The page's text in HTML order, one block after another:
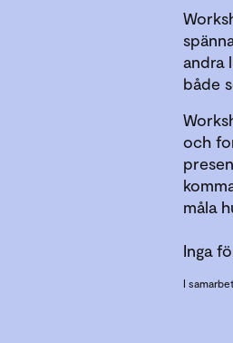
andra
både
och
måla
Inga
I